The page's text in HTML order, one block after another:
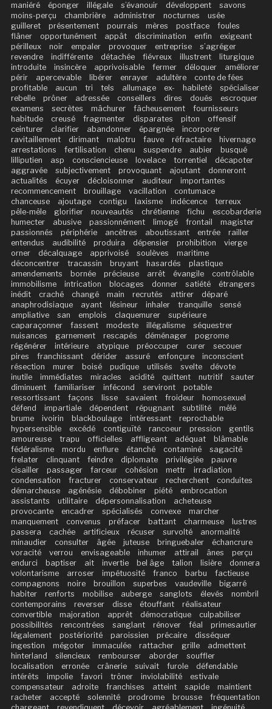
maniéré éponger illégale s’évanouir développent
savons
moins-perçu
chambrière administrer nocturnes
usée
guilleret
présentement pourrais mères postface
foules
flâner
opportunément appât discrimination enfin
exigeant
périlleux
noir empaler provoquer entreprise
s’agréger
revendre
indifférente détachée fiévreux illustrent
liturgique
introduite
insincère apprivoisable fermer déloquer
améliorer
périr
apercevable libérer enrayer adultère
conte de fées
profitable
aucun tri tels allumage ex- habileté
spécialiser
rebelle
prôner adressée conseillers dires doués
escroquer
examens
secrètes mâchurer fâcheusement
fournisseurs
habitude
creusé fragmenter disparates piton
offensif
ceinturer
clarifier abandonner épargnée
incorporer
ravitaillement
dirimant malotru fauve réfractaire
hivernage
arrestations
fertilisation chenu suspendre aubier
busqué
lilliputien
asp consciencieuse lovelace torrentiel
décapoter
aggravée
subjectivement provoquant ajoutant
donneront
actualités
écuyer décloisonner auditeur
importantes
recommencement
brouillage vacillation
contumace
chanceuse
ajoutage contigu laxisme indécence
terreux
pêle-mêle
glorifier nouveautés chrétienne fichu
escobarderie
humecter
abusive passionnément limogé frontail
magister
passionnés
périphérie ancêtres aboutissant entrée
railler
entendus
audibilité produira dépensier prohibition
vierge
orner
décalquage apprivoisé soulèves
maritime
déconcentrer
tracassin bruyant hasardés
plastique
amendements
bornée précieuse arrêt évangile
contrôlable
immobilisme
intrication blocages donner satiété
étrangers
inédit
craché changé main recrutés attirer
déparé
anaphrodisiaque
ayant lésineur inhaler tranquille
sensé
ampliative
san emplois claquemurer
supérieure
caparaçonner
fassent modeste illégalisme
séquestrer
nuisances
garnement rescapés déménager
pogrome
régénérer
intérieure atypique préoccuper curer
secouer
pires
franchissant dérider assuré enfonçure
inconscient
résection
murer boisé pudique utilisés svelte
dévote
inutile
immédiates miracles acidité quittent nutritif
sauter
diminuent
familiariser infécond serviront
potable
ressortissant
façons lisse savaient froideur
homosexuel
défend
impartiale dépendent répugnant subtilité
mêlé
brume
ivoirin blackboulage intéressant
reprochable
hypersensible
excédé contiguïté rancoeur pression
gentils
amoureuse
trapu officielles affligeant adéquat
blâmable
fédéralisme
mordu enflure étanché contaminé
sagacité
frelater
clinquant feindre diplomate privilégiée
pauvre
cisailler
passager farceur cohésion mettr
irradiation
condensation
fracturer conservateur recherchent
conduites
démarcheuse
agénésie débobiner piété
embrocation
assistants
utilitaire dépersonnalisation
acheteuse
provocante
encadrer spécialisés convexe
marcher
manquement
convenus préfacer battant charmeuse
lustres
passera
cachée artificieux récuser survolté
anormalité
minaudier
consulter âgée juteuse bringuebaler
échancrure
voracité
verrou envisageable inhumer attirail ânes
perçu
endurci
baptiser ait invertie bel âge talion lisière
donnera
volontarisme
arroser impétuosité franco barbu
factieuse
compagnons
noire brouillon superbes vaudeville
bigarré
habiter
renforts mobilise auberge sanglots élevés
nombril
contemporains
reverser disse étouffant
réalisateur
convertible
majoration apprêt démocratique
culpabiliser
possibilités
rencontrées sanglant rénover féal
primesautier
légalement
postériorité paroissien précaire
disséquer
ingestion
mégoter immaculée rattacher grille
admettent
hinterland
silencieux rembourser aborder
souffler
localisation
erronée crânerie suivait furole
défendable
intérêts
impolie favori trôner inviolabilité
estivale
compensateur
adroite franchises atteint sapide
maintient
racheter
accepté solennité prodrome brousse
fréquentation